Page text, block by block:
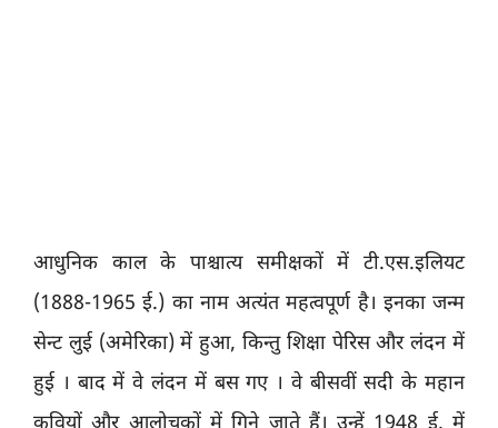
आधुनिक काल के पाश्चात्य समीक्षकों में टी.एस.इलियट
(1888-1965 ई.) का नाम अत्यंत महत्वपूर्ण है। इनका जन्म
सेन्ट लुई (अमेरिका) में हुआ, किन्तु शिक्षा पेरिस और लंदन में
हुई । बाद में वे लंदन में बस गए । वे बीसवीं सदी के महान